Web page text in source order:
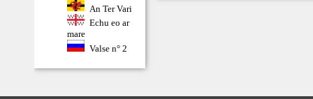
An Ter Vari
Echu eo ar
mare
Valse n° 2